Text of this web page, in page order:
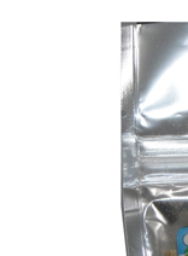
日用品（デイリ
トリマーグッズ
お問い合わせ